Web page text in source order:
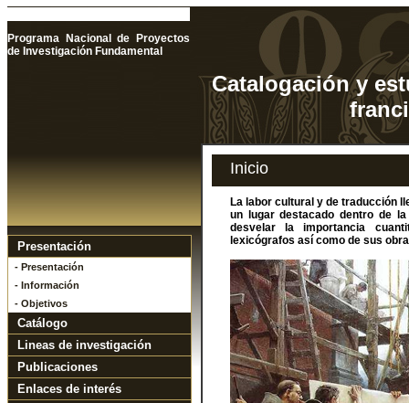
Programa Nacional de Proyectos
de Investigación Fundamental
Catalogación y
Presentación
- Presentación
- Información
- Objetivos
Catálogo
Lineas de investigación
Publicaciones
Enlaces de interés
Inicio
La labor cultural y de traducción
un lugar destacado dentro de
desvelar la importancia
lexicógrafos así como de sus